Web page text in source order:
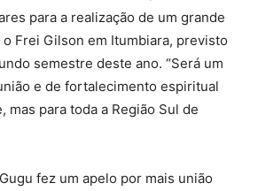
para a realização de um grande
Frei Gilson em Itumbiara, previsto
semestre deste ano. “Será um
e de fortalecimento espiritual
mas para toda a Região Sul de
fez um apelo por mais união